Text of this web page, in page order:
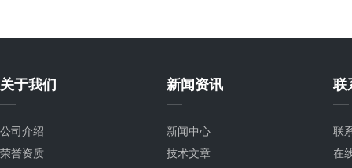
关于我们
公司介绍
荣誉资质
新闻资讯
新闻中心
技术文章
联
联
在